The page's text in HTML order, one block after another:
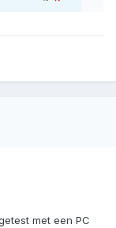
met een PC